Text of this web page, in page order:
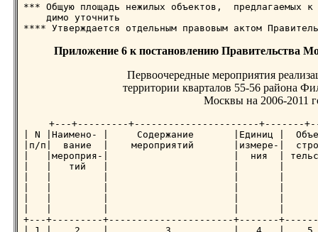
Приложение 6 к постановлению Правительства
Первоочередные мероприятия
территории кварталов 55-56 района
Москвы на 2006-2011
+---+---------+----------------------+-------+---------+-----------+
| N |Наимено- |     Содержание       |Единиц |  Объемы |Ориентиро- |
|п/п|  вание  |    мероприятий       |измере-|  строи -|  вочные   |
|   |мероприя-|                      |  ния  | тельства|  объемы   |
|   |   тий   |                      |       |         | затрат на |
|   |         |                      |       |         | реализацию|
|   |         |                      |       |         | в текущих |
|   |         |                      |       |         |   ценах   |
|   |         |                      |       |         | (млн.руб.)|
+---+---------+----------------------+-------+---------+-----------+
| 1 |    2    |          3           |   4   |    5    |     6     |
+---+---------+----------------------+-------+---------+-----------+

1.Развитие
  территории
  жилой
  застройки
1.1.           Снос объектов жилого
               назначения
               (см.перечень)*         тыс.кв.   39,71       206,5
               всего,в том числе:        м
1.2.           Снос объектов нежилого
               назначения             тыс.кв.   6,67         26,7
               (см.перечень)*            м
1.3.           Строительство много-   тыс.кв.   97,58      3367,2
               квартирных жилых домов    м
     Всего затрат по п.1                                   3600,4

2.Развитие
  сферы об-
  служивания
+---+---------+----------------------+-------+---------+-----------+
| 1 |    2    |          3           |   4   |    5    |     6     |
+---+---------+----------------------+-------+---------+-----------+
2.1.           Строительство объектов
               обслуживания, располо-
               женных во встроенно-
               пристроенных помеще-
               ниях всего,                                  238,4
               в том числе:
               -дошкольное образова-
               тельное учреждение на  тыс.кв.
               80 мест                   м       0,90        47,7
               -дошкольное образова-
               тельное учреждение на
               80 мест                  -"-      0,85        45,1
               -предприятия
               общественного питания    -"-      0,42        11,4
               -предприятия торговли,
               в т.ч.магазины
               продовольственных и
               непродовольственных
               товаров                  -"-      1,55        42,0
               -предприятия бытового
               обслуживания             -"-      0,22         4,7
               -пункт охраны порядка    -"-      0,12         2,2
               -учреждения культуры и
               искусства                -"-      0,39        10,3
               -аптека                  -"-      0,50        10,2
               -ДЭЗ                              0,20         3,7
               -помещения свободного    -"-      2,35        61,1
               назначения
2.2.           Строительство объектов
               обслуживания, располо-
               женных в отдельно
               стоящих и пристроенных
               помещениях:                                  675,2
               -пристройка с перехо-
               дом на 60 мест к ДОУ
               N 569 по адресу:3-я
               Филевская,вл.8
+---+---------+----------------------+-------+---------+-----------+
| 1 |    2    |          3           |   4   |    5    |     6     |
+---+---------+----------------------+-------+---------+-----------+
               (передан из хозяйст-
               венного ведения ГУП
               г.Москвы "Мосгортранс"
               в оперативное упра-
               вление Департаменту    тыс.кв.
               образования г.Москвы)     м       0,70        46,2
               -школа на 300 мест на
               территории ГОУ Центр
               образования N 1816       -"-      6,0        255,0
               -школа на 825 мест на
               территории школы N 700   -"-      8,8        374,0
    Всего затрат по п.2                                     913,6

3.Транспорт-
  ное обслу-
  живание
  территории
3.1.           Строительство гаражей:
               -подземные гаражи под
               проектируемыми жилыми   машино-
               домами (7 объектов)      мест   1574        424,7
               -отдельно стоящие
               подземные гаражи        машино-
               (4 объекта)              мест     753        195,5
3.2.           Строительство гостевых  машино-
               и приобъектных стоянок   мест     454         18,0
3.3.           Строительство и
               реконструкция улично-
               дорожной сети:
               -новое строительство    тыс.кв.    2,62        4,6
               -реконструкция с рас-     м
               ширением проезжей
               части ул.Барклая,
               Кастанаевской ул.,       -"-      10,0        14,0
               ул.В.Кожиной,2-ой
               Филевской ул.
    Всего затрат по  п.3                                    656,8
+---+---------+----------------------+-------+---------+-----------+
| 1 |    2    |          3           |   4   |    5    |     6     |
+---+---------+----------------------+-------+---------+-----------+
4.Инженерное
  обеспечение
  территории
4.1.           Водоснабжение всего,                          49,0
               в том числе:
               -перекладка
               водопроводных сетей
               Д=200 мм                 км       1,25        29,8
               -перекладка
               водопроводных сетей
               Д=300 мм                 км       0,8         19,2
4.2.           Канализация всего,                            20,5
               в том числе:
               -прокладка коллектора
               Д=200-300-400 мм         км       1,35        20,5
4.3.           Теплоснабжение всего,
               в том числе:                                 157,3
               -прокладка и переклад-
               ка тепловых сетей
               2Д=500 мм                км       1,55       100,7
               -прокладка и пере-
               кладка тепловых
               сетей 2Д=300-800 мм      км       0,85        29,0
               -строительство ЦТП     объект     1            9,6
               -реконструкция ЦТП     объект     3           18,0
4.4.           Газоснабжение всего,                           7,82
               в том числе:
               -прокладка  газопровода
                Д=100 мм                 км     0,20          7,82
4.5.           Электроснабжение всего,                       15,4
               в том числе:
               -строительство ТП       объект     5          10,4
               -строительство
               распределительных
               кабельных линий           км      7,5          5,0
+---+---------+----------------------+-------+---------+-----------+
| 1 |    2    |          3           |